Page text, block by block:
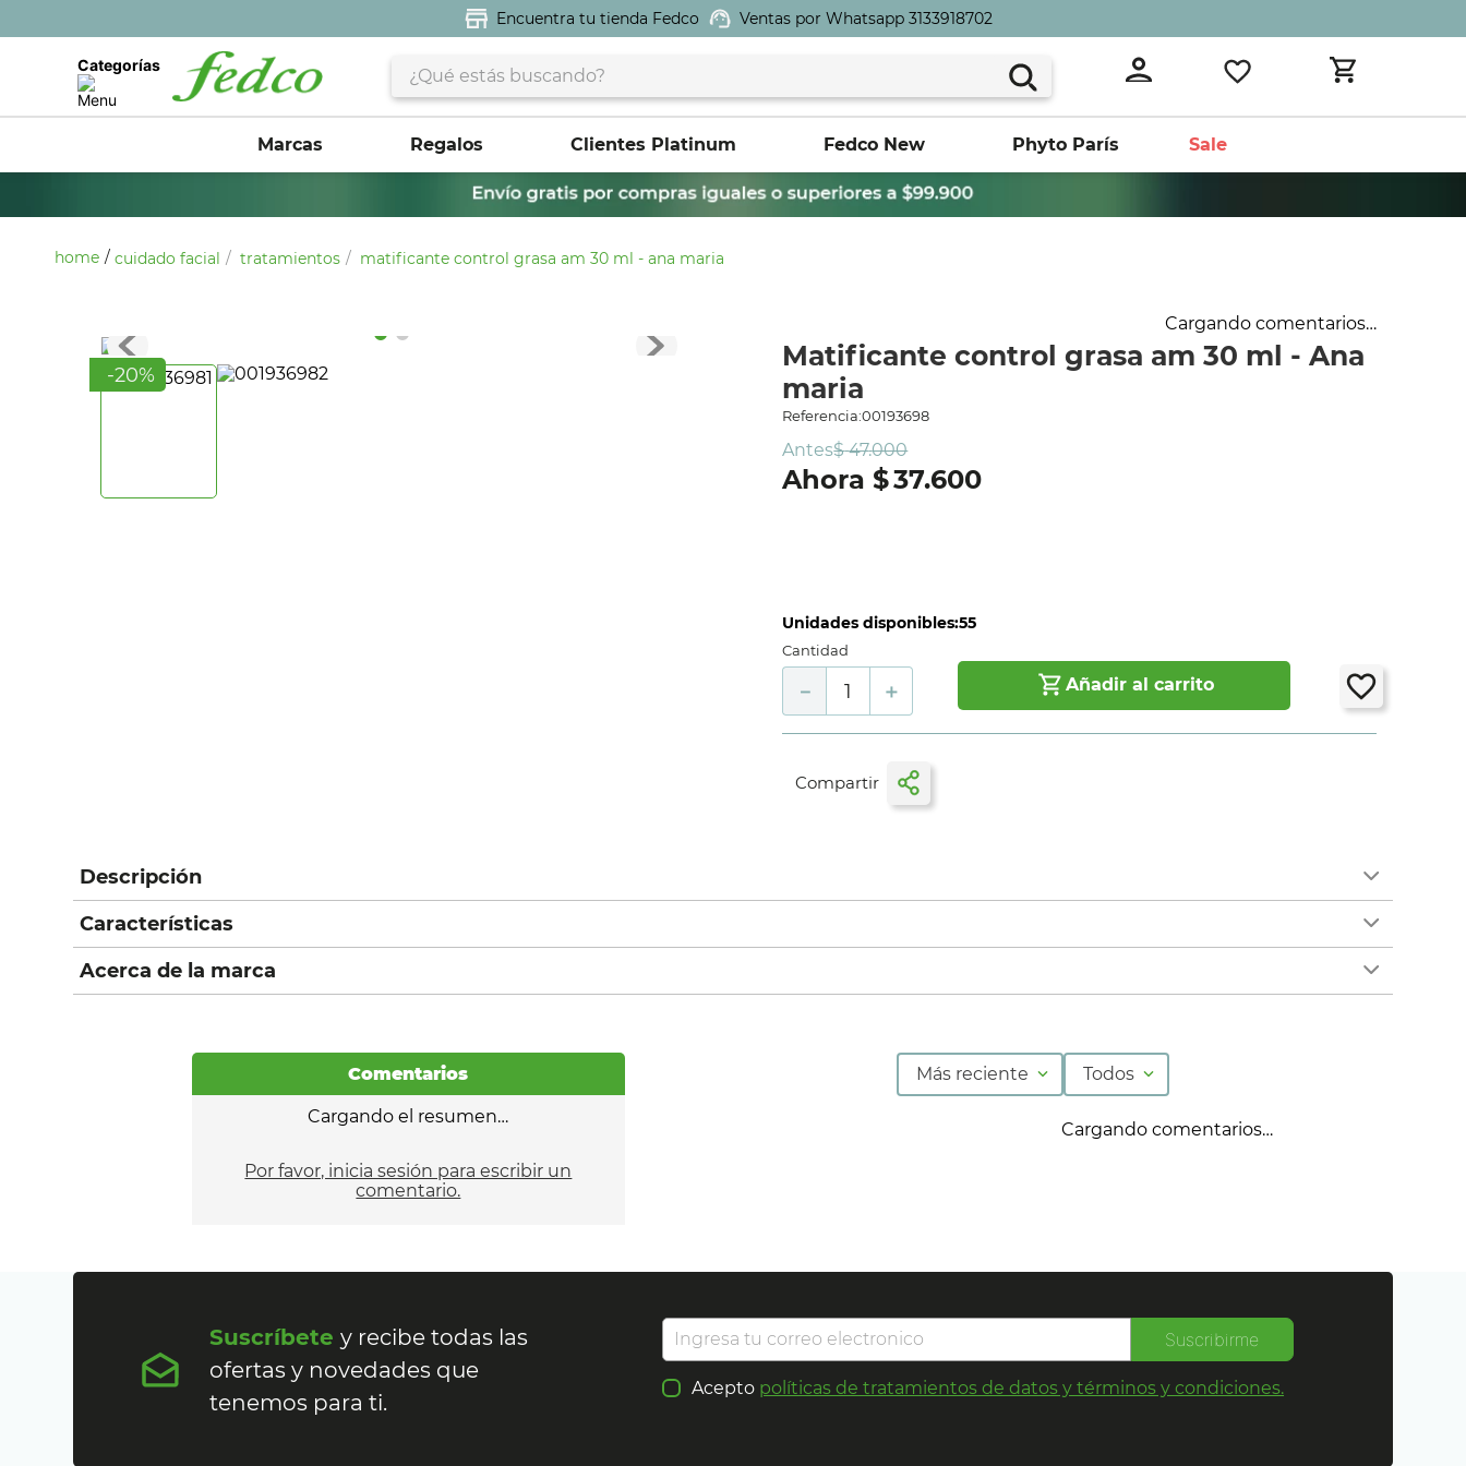
Encuentra tu tienda Fedco Ventas por Whatsapp 3133918702
Categorías ¿Qué estás buscando?
Marcas Regalos Clientes Platinum Fedco New Phyto París Sale
cuidado facial tratamientos matificante control grasa am 30 ml - ana maria
-20%
Cargando comentarios…
Matificante control grasa am 30 ml - Ana
maria
Referencia:00193698
Antes$ 47.000
$37.600
Unidades disponibles:55
Cantidad
＋
－ Añadir al carrito
Descripción
Características
Acerca de la marca
Comentarios
Cargando el resumen…
Por favor, inicia sesión para escribir un
comentario.
Más reciente Todos
Cargando comentarios…
Suscríbetey recibe todas las
ofertas y novedades que
tenemos para ti.
Suscribirme
Acepto políticas de tratamientos de datos y términos y condiciones.